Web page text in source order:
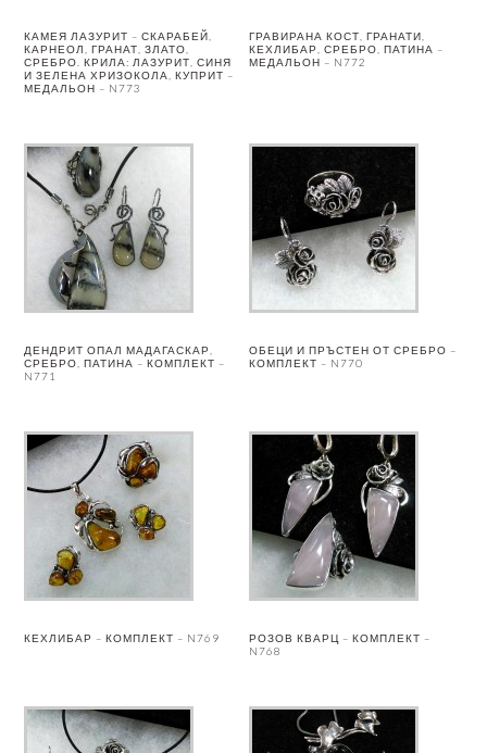
КАМЕЯ ЛАЗУРИТ – СКАРАБЕЙ,
КАРНЕОЛ, ГРАНАТ, ЗЛАТО,
СРЕБРО. КРИЛА: ЛАЗУРИТ, СИНЯ
И ЗЕЛЕНА ХРИЗОКОЛА, КУПРИТ –
МЕДАЛЬОН – N773
ГРАВИРАНА КОСТ, ГРАНАТИ,
КЕХЛИБАР, СРЕБРО, ПАТИНА –
МЕДАЛЬОН – N772
ДЕНДРИТ ОПАЛ МАДАГАСКАР,
СРЕБРО, ПАТИНА – КОМПЛЕКТ –
N771
ОБЕЦИ И ПРЪСТЕН ОТ СРЕБРО –
КОМПЛЕКТ – N770
КЕХЛИБАР – КОМПЛЕКТ – N769
РОЗОВ КВАРЦ – КОМПЛЕКТ –
N768